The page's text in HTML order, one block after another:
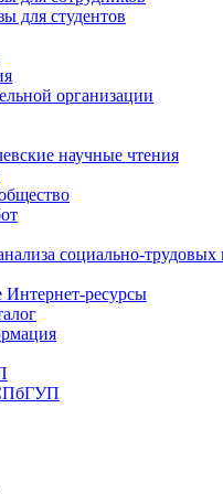
для студентов
организации
научные чтения
социально-трудовых
Интернет-ресурсы